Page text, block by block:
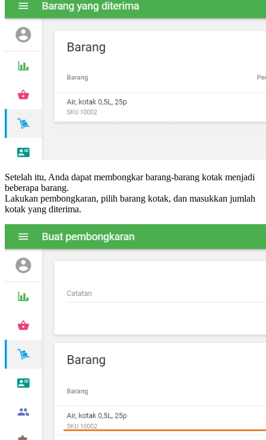
Setelah itu, Anda dapat membongkar barang-barang kotak menjadi
beberapa barang.
Lakukan pembongkaran, pilih barang kotak, dan masukkan jumlah
kotak yang diterima.